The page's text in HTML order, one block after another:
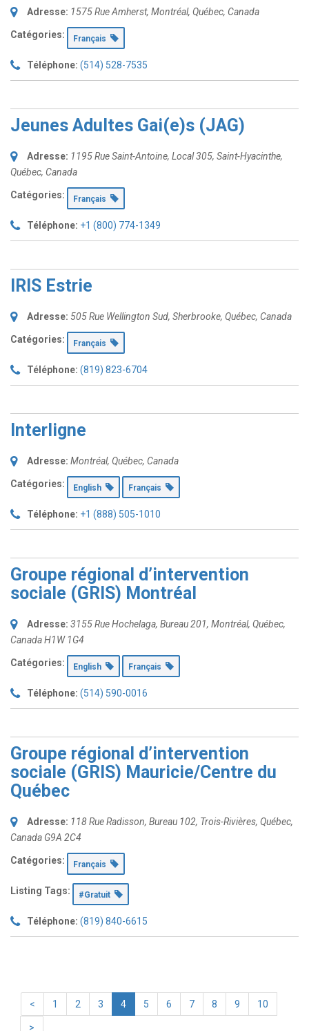
Adresse: 1575 Rue Amherst, Montréal, Québec, Canada
Catégories: Français
Téléphone: (514) 528-7535
Jeunes Adultes Gai(e)s (JAG)
Adresse: 1195 Rue Saint-Antoine, Local 305, Saint-Hyacinthe,
Québec, Canada
Catégories: Français
Téléphone: +1 (800) 774-1349
IRIS Estrie
Adresse: 505 Rue Wellington Sud, Sherbrooke, Québec, Canada
Catégories: Français
Téléphone: (819) 823-6704
Interligne
Adresse: Montréal, Québec, Canada
Catégories: English Français
Téléphone: +1 (888) 505-1010
Groupe régional d’intervention
sociale (GRIS) Montréal
Adresse: 3155 Rue Hochelaga, Bureau 201, Montréal, Québec,
CanadaH1W 1G4
Catégories: English Français
Téléphone: (514) 590-0016
Groupe régional d’intervention
sociale (GRIS) Mauricie/Centre du
Québec
Adresse: 118 Rue Radisson, Bureau 102, Trois-Rivières, Québec,
Canada G9A 2C4
Catégories: Français
Listing Tags: #Gratuit
Téléphone: (819) 840-6615
< 1 2 3 4 5 6 7 8 9 10
>